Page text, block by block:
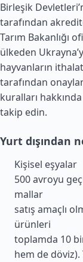
Birleşik Devletleri
tarafından
Tarım Bakanlığı
ülkeden
hayvanların
tarafından
kuralları
takip edin.
Yurt dışından
Kişisel eşyalar
500 avroyu
mallar
satış amaçlı
ürünleri
toplamda 10
hem de